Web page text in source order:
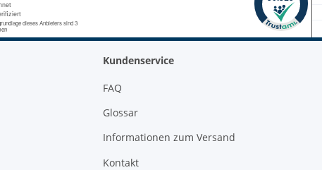
Kundenservice
FAQ
Glossar
Informationen zum Versand
Kontakt